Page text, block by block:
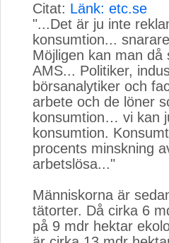
Citat: Länk: etc.se
"...Det är ju inte
konsumtion...
Möjligen kan man
AMS... Politiker,
börsanalytiker och
arbete och de löner
konsumtion… vi kan
konsumtion.
procents minskning
arbetslösa..."
Människorna är
tätorter. Då cirka 6
på 9 mdr hektar